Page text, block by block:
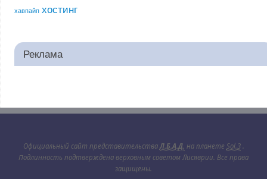
хавпайп хостинг
Реклама
Официальный сайт представительства Л.Б.А.Д. на планете Sol.3.
Подлинность подтверждена верховным советом Лисяврии. Все права
защищены.